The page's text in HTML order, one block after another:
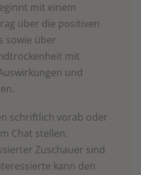
mit einem
über die positiven
sowie über
mit
und
schriftlich vorab oder
Chat stellen.
Zuschauer sind
kann den